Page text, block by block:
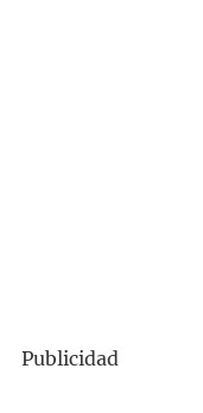
Publicidad